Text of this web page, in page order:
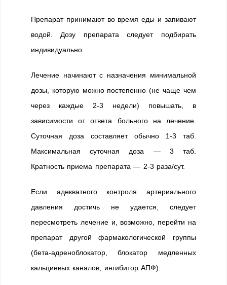
Препарат принимают во время еды и запивают
водой. Дозу препарата следует подбирать
индивидуально.
Лечение начинают с назначения минимальной
дозы, которую можно постепенно (не чаще чем
через каждые 2-3 недели) повышать, в
зависимости от ответа больного на лечение.
Суточная доза составляет обычно 1-3 таб.
Максимальная суточная доза — 3 таб.
Кратность приема препарата — 2-3 раза/сут.
Если адекватного контроля артериального
давления достичь не удается, следует
пересмотреть лечение и, возможно, перейти на
препарат другой фармакологической группы
(бета-адреноблокатор, блокатор медленных
кальциевых каналов, ингибитор АПФ).